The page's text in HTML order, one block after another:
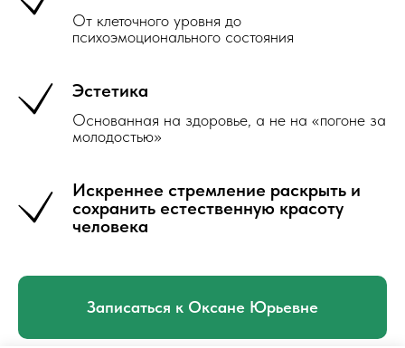
От клеточного уровня до
психоэмоционального состояния
Эстетика
Основанная на здоровье, а не на «погоне за
молодостью»
Искреннее стремление раскрыть и
сохранить естественную красоту
человека
Записаться к Оксане Юрьевне